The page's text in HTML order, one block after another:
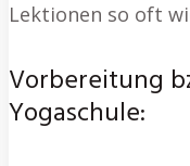
Lektionen so oft
Vorbereitung
Yogaschule: